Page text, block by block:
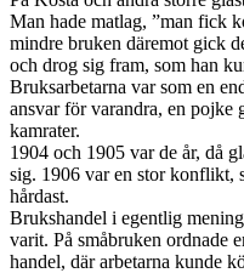
Man hade matlag, ”man fick
mindre bruken däremot gick
och drog sig fram, som han
Bruksarbetarna var som en
ansvar för varandra, en
kamrater.
1904 och 1905 var de år, då
sig. 1906 var en stor konflikt,
hårdast.
Brukshandel i egentlig
varit. På småbruken ordnade
handel, där arbetarna kunde